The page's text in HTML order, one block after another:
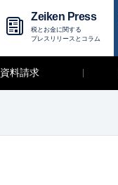
Zeiken Press
税とお金に関する
プレスリリースとコラム
資料請求